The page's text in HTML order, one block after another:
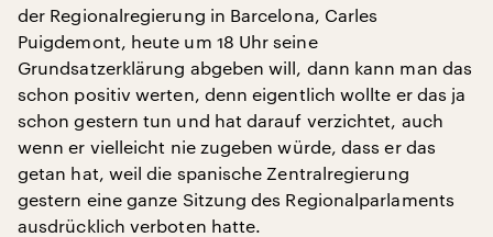
der Regionalregierung in Barcelona, Carles
Puigdemont, heute um 18 Uhr seine
Grundsatzerklärung abgeben will, dann kann man das
schon positiv werten, denn eigentlich wollte er das ja
schon gestern tun und hat darauf verzichtet, auch
wenn er vielleicht nie zugeben würde, dass er das
getan hat, weil die spanische Zentralregierung
gestern eine ganze Sitzung des Regionalparlaments
ausdrücklich verboten hatte.